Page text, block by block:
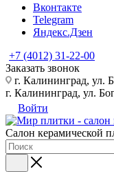
Вконтакте
Telegram
Яндекс.Дзен
+7 (4012) 31-22-00
Заказать звонок
г. Калининград, ул.
г. Калининград, ул.
Войти
Салон керамической